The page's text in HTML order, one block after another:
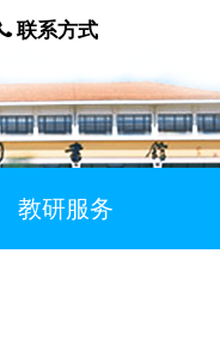
联系方式
教研服务